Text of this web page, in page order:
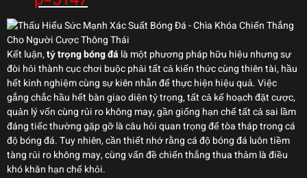
Kết luận,tỷ trọng bóng đá là một phương pháp hữu hiệu nhưng sự
đòi hỏi thành cục chơi buộc phải tất cả kiến thức cùng thiên tài, hầu
hết kinh nghiệm cùng sự kiên nhẫn để thực hiện hiệu quả. Việc
gắng chắc hầu hết bàn giao diện tỷ trọng, tất cả kế hoạch đặt cược,
quản lý vốn cùng rủi ro không may, gần giống hạn chế tất cả sai lầm
đáng tiếc thường gặp gỡ là câu hỏi quan trọng để tòa tháp trong cá
độ bóng đá. Tuy nhiên, cần thiết nhớ rằng cá độ bóng đá luôn tiềm
tàng rủi ro không may, cùng vấn đề chiến thắng thua thảm là điều
khó khăn hạn chế khỏi.